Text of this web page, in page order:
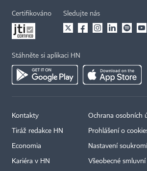
Certifikováno Sledujte nás
Stáhněte si aplikaci HN
Kontakty
Tiráž redakce HN
Economia
Kariéra v HN
Ochrana osobních
Prohlášení o
Nastavení soukromí
Všeobecné